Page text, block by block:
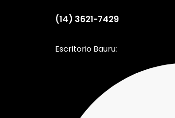
(14) 3621-7429
Escritorio Bauru: